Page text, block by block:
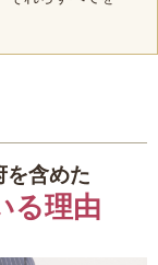
を含めた
る理由